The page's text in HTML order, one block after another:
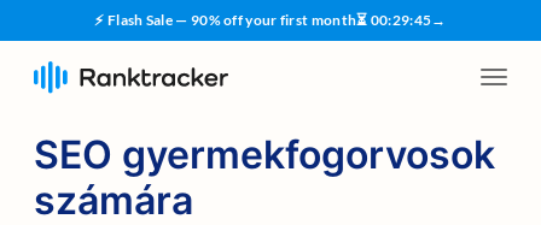
⚡ Flash Sale — 90% off your first month⏳ 00:29:45→
SEO gyermekfogorvosok
számára